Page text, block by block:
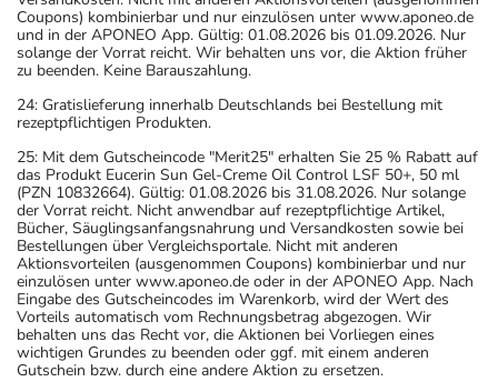
Coupons) kombinierbar und nur einzulösen unter www.aponeo.de
und in der APONEO App. Gültig: 01.08.2026 bis 01.09.2026. Nur
solange der Vorrat reicht. Wir behalten uns vor, die Aktion früher
zu beenden. Keine Barauszahlung.
24: Gratislieferung innerhalb Deutschlands bei Bestellung mit
rezeptpflichtigen Produkten.
25: Mit dem Gutscheincode "Merit25" erhalten Sie 25 % Rabatt auf
das Produkt Eucerin Sun Gel-Creme Oil Control LSF 50+, 50 ml
(PZN 10832664). Gültig: 01.08.2026 bis 31.08.2026. Nur solange
der Vorrat reicht. Nicht anwendbar auf rezeptpflichtige Artikel,
Bücher, Säuglingsanfangsnahrung und Versandkosten sowie bei
Bestellungen über Vergleichsportale. Nicht mit anderen
Aktionsvorteilen (ausgenommen Coupons) kombinierbar und nur
einzulösen unter www.aponeo.de oder in der APONEO App. Nach
Eingabe des Gutscheincodes im Warenkorb, wird der Wert des
Vorteils automatisch vom Rechnungsbetrag abgezogen. Wir
behalten uns das Recht vor, die Aktionen bei Vorliegen eines
wichtigen Grundes zu beenden oder ggf. mit einem anderen
Gutschein bzw. durch eine andere Aktion zu ersetzen.